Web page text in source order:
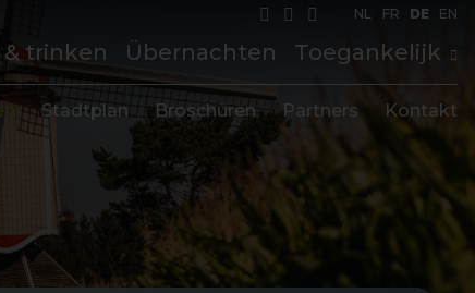
NL FR DE EN
& trinken Übernachten Toegankelijk
Stadtplan Broschüren Partners Kontakt